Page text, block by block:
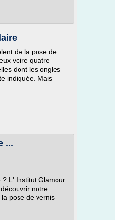
de la pose de
voire quatre
dont les ongles
indiquée. Mais
...
? L' Institut Glamour
notre
pose de vernis